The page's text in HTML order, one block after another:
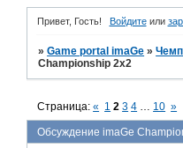
Привет, Гость! Войдитеили
»Game portal imaGe »
Championship 2x2
Обсуждение imaGe
Страница:« 1 2 3 4 10 »